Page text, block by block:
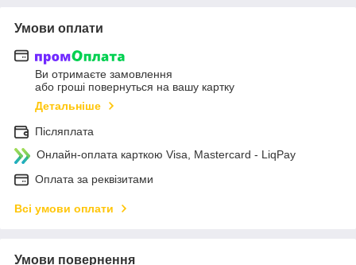
Умови оплати
Ви отримаєте замовлення
або гроші повернуться на вашу картку
Детальніше
Післяплата
Онлайн-оплата карткою Visa, Mastercard - LiqPay
Оплата за реквізитами
Всі умови оплати
Умови повернення